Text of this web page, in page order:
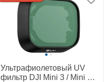
Ультрафиолетовый UV
фильтр DJI Mini 3 / Mini 3